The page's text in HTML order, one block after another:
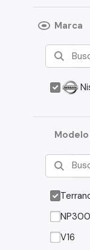
Marca
Modelo
NP300
V16